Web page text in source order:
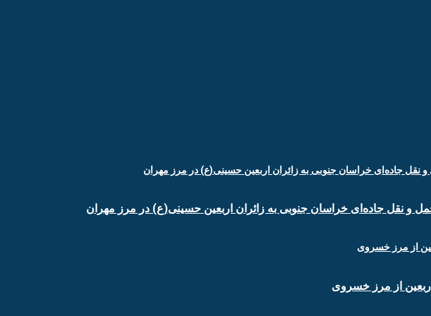
و نقل جاده‌ای خراسان جنوبی به زائران اربعین حسینی(ع) در مرز مهران
از مرز خسروی